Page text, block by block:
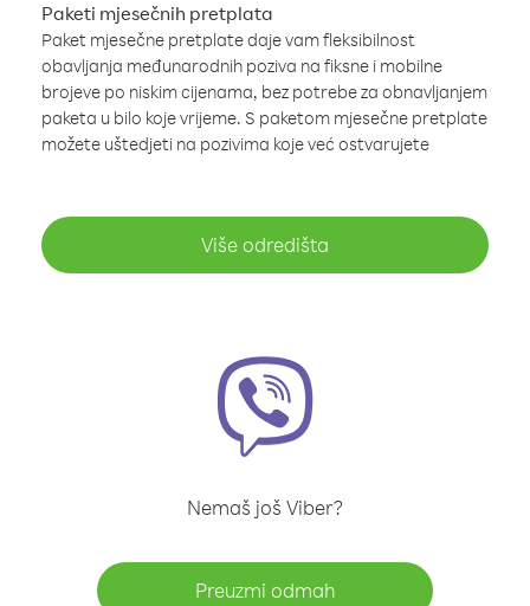
Paketi mjesečnih pretplata
Paket mjesečne pretplate daje vam fleksibilnost
obavljanja međunarodnih poziva na fiksne i mobilne
brojeve po niskim cijenama, bez potrebe za obnavljanjem
paketa u bilo koje vrijeme. S paketom mjesečne pretplate
možete uštedjeti na pozivima koje već ostvarujete
Više odredišta
Nemaš još Viber?
Preuzmi odmah